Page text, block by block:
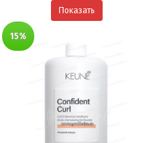
Показать
15%